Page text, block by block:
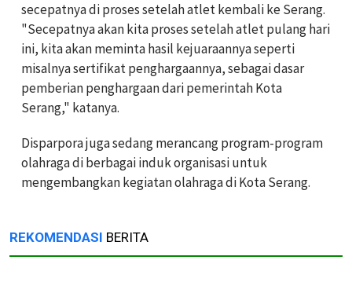
secepatnya di proses setelah atlet kembali ke Serang.
"Secepatnya akan kita proses setelah atlet pulang hari
ini, kita akan meminta hasil kejuaraannya seperti
misalnya sertifikat penghargaannya, sebagai dasar
pemberian penghargaan dari pemerintah Kota
Serang," katanya.
Disparpora juga sedang merancang program-program
olahraga di berbagai induk organisasi untuk
mengembangkan kegiatan olahraga di Kota Serang.
REKOMENDASI BERITA